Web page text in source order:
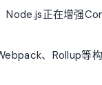
Node.js正在增强
、Rollup等